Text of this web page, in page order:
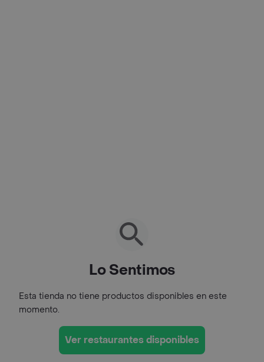
Lo Sentimos
Esta tienda no tiene productos disponibles en este
momento.
Ver restaurantes disponibles